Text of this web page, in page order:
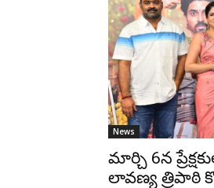
News
మార్చి 6న
లావణ్య త్రిపాఠి